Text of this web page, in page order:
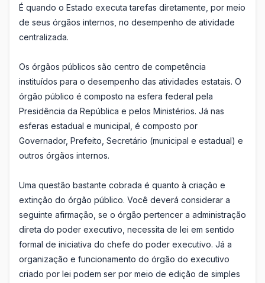
É quando o Estado executa tarefas diretamente, por meio
de seus órgãos internos, no desempenho de atividade
centralizada.
Os órgãos públicos são centro de competência
instituídos para o desempenho das atividades estatais. O
órgão público é composto na esfera federal pela
Presidência da República e pelos Ministérios. Já nas
esferas estadual e municipal, é composto por
Governador, Prefeito, Secretário (municipal e estadual) e
outros órgãos internos.
Uma questão bastante cobrada é quanto à criação e
extinção do órgão público. Você deverá considerar a
seguinte afirmação, se o órgão pertencer a administração
direta do poder executivo, necessita de lei em sentido
formal de iniciativa do chefe do poder executivo. Já a
organização e funcionamento do órgão do executivo
criado por lei podem ser por meio de edição de simples